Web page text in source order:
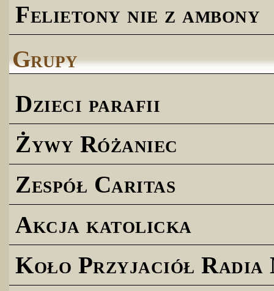
Felietony nie z ambony
Grupy
Dzieci parafii
Żywy Różaniec
Zespół Caritas
Akcja katolicka
Koło Przyjaciół